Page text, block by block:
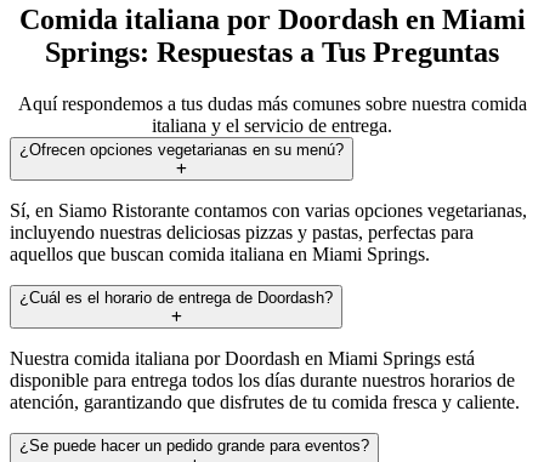
Comida italiana por Doordash en Miami
Springs: Respuestas a Tus Preguntas
Aquí respondemos a tus dudas más comunes sobre nuestra comida
italiana y el servicio de entrega.
¿Ofrecen opciones vegetarianas en su menú?
Sí, en Siamo Ristorante contamos con varias opciones vegetarianas,
incluyendo nuestras deliciosas pizzas y pastas, perfectas para
aquellos que buscan comida italiana en Miami Springs.
¿Cuál es el horario de entrega de Doordash?
Nuestra comida italiana por Doordash en Miami Springs está
disponible para entrega todos los días durante nuestros horarios de
atención, garantizando que disfrutes de tu comida fresca y caliente.
¿Se puede hacer un pedido grande para eventos?